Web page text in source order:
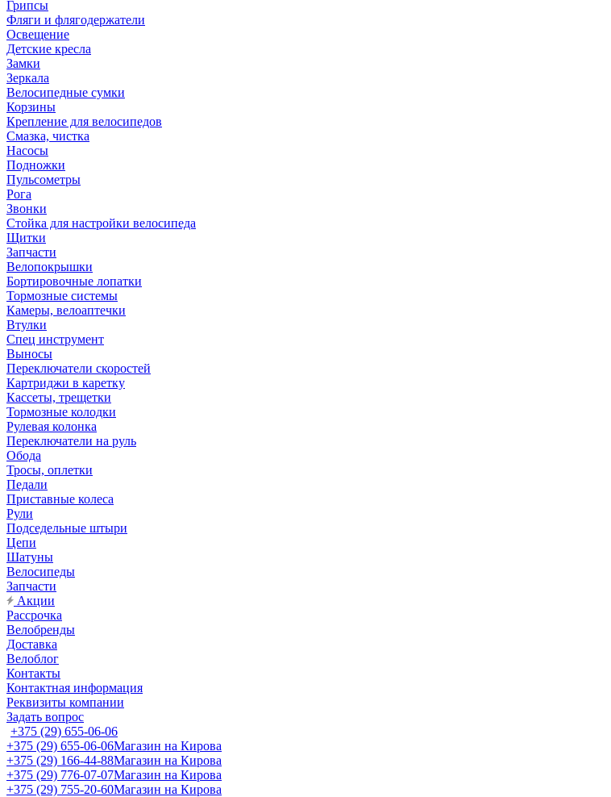
Грипсы
Фляги и флягодержатели
Освещение
Детские кресла
Замки
Зеркала
Велосипедные сумки
Корзины
Крепление для велосипедов
Смазка, чистка
Насосы
Подножки
Пульсометры
Рога
Звонки
Стойка для настройки велосипеда
Щитки
Запчасти
Велопокрышки
Бортировочные лопатки
Тормозные системы
Камеры, велоаптечки
Втулки
Спец инструмент
Выносы
Переключатели скоростей
Картриджи в каретку
Кассеты, трещетки
Тормозные колодки
Рулевая колонка
Переключатели на руль
Обода
Тросы, оплетки
Педали
Приставные колеса
Рули
Подседельные штыри
Цепи
Шатуны
Велосипеды
Запчасти
Акции
Рассрочка
Велобренды
Доставка
Велоблог
Контакты
Контактная информация
Реквизиты компании
Задать вопрос
+375 (29) 655-06-06
+375 (29) 655-06-06Магазин на Кирова
+375 (29) 166-44-88Магазин на Кирова
+375 (29) 776-07-07Магазин на Кирова
+375 (29) 755-20-60Магазин на Кирова